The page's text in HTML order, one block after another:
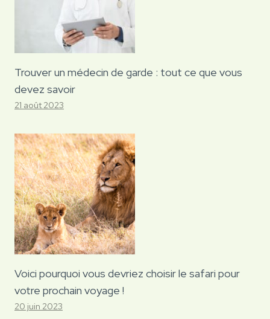
Trouver un médecin de garde : tout ce que vous
devez savoir
21 août 2023
Voici pourquoi vous devriez choisir le safari pour
votre prochain voyage !
20 juin 2023